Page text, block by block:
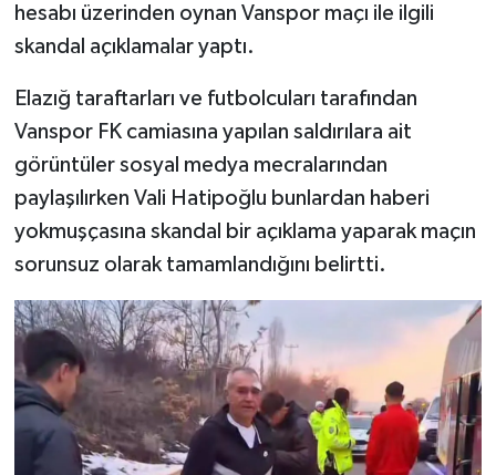
hesabı üzerinden oynan Vanspor maçı ile ilgili
skandal açıklamalar yaptı.
Elazığ taraftarları ve futbolcuları tarafından
Vanspor FK camiasına yapılan saldırılara ait
görüntüler sosyal medya mecralarından
paylaşılırken Vali Hatipoğlu bunlardan haberi
yokmuşçasına skandal bir açıklama yaparak maçın
sorunsuz olarak tamamlandığını belirtti.